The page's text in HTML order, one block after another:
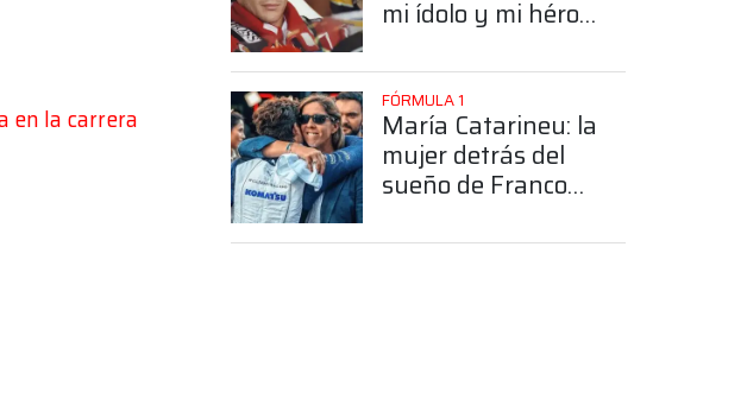
en la carrera
mi ídolo y mi héroe
FÓRMULA 1
María Catarineu: la
mujer detrás del
sueño de Franco
Fórmula 1